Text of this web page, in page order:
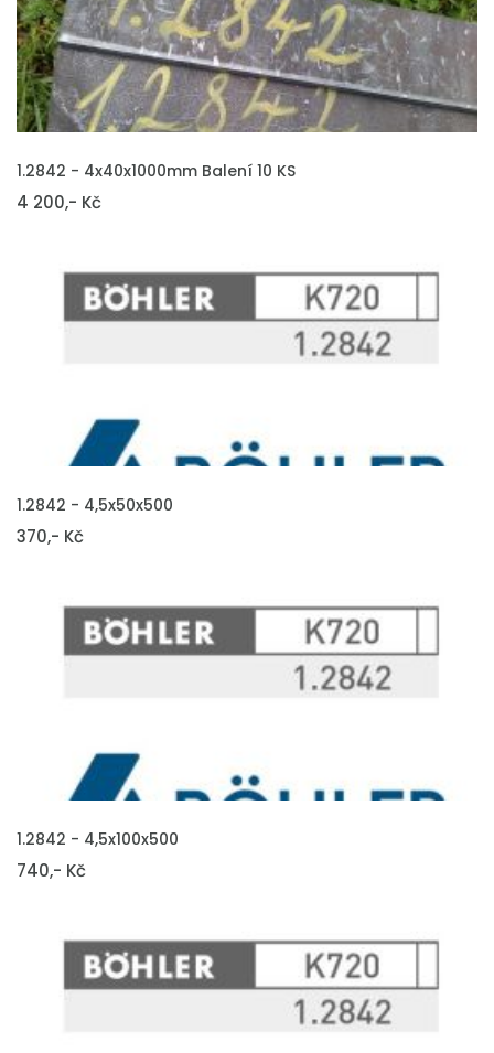
VLOŽIT DO KOŠÍKU
1.2842 - 4x40x1000mm Balení 10 KS
4 200,- Kč
VLOŽIT DO KOŠÍKU
1.2842 - 4,5x50x500
370,- Kč
VLOŽIT DO KOŠÍKU
1.2842 - 4,5x100x500
740,- Kč